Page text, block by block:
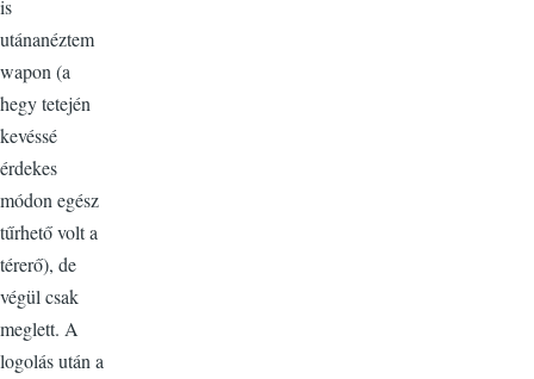
is
utánanéztem
wapon (a
hegy tetején
kevéssé
érdekes
módon egész
tűrhető volt a
térerő), de
végül csak
meglett. A
logolás után a